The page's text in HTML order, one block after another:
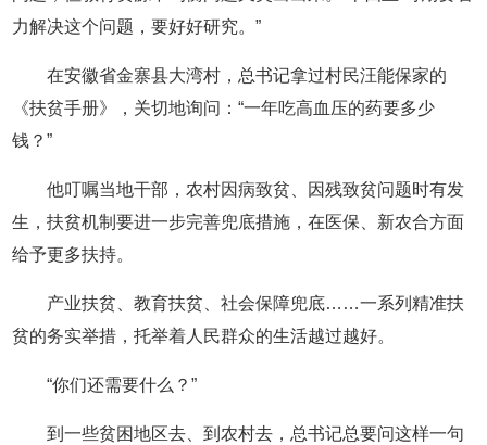
力解决这个问题，要好好研究。”
在安徽省金寨县大湾村，总书记拿过村民汪能保家的
《扶贫手册》，关切地询问：“一年吃高血压的药要多少
钱？”
他叮嘱当地干部，农村因病致贫、因残致贫问题时有发
生，扶贫机制要进一步完善兜底措施，在医保、新农合方面
给予更多扶持。
产业扶贫、教育扶贫、社会保障兜底……一系列精准扶
贫的务实举措，托举着人民群众的生活越过越好。
“你们还需要什么？”
到一些贫困地区去、到农村去，总书记总要问这样一句